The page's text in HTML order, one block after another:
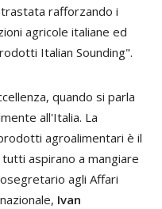
rafforzando i
agricole italiane ed
Italian Sounding".
quando si parla
all'Italia. La
agroalimentari è il
aspirano a mangiare
agli Affari
Ivan